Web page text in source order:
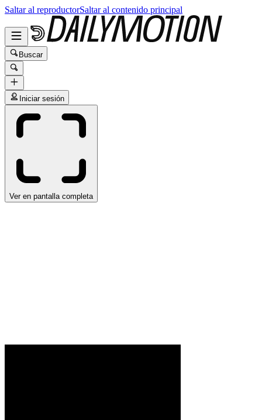
Saltar al reproductorSaltar al contenido principal
Buscar
Iniciar sesión
Ver en pantalla completa